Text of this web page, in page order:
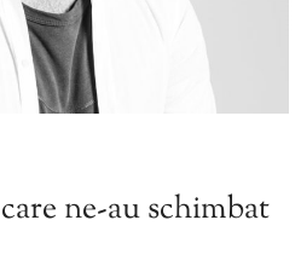
ne-au schimbat